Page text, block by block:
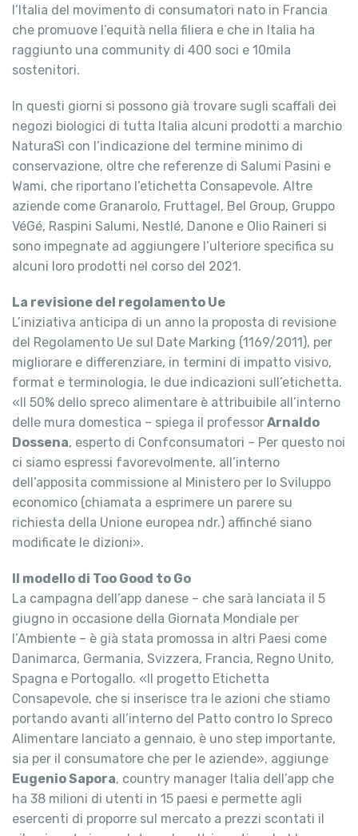
l’Italia del movimento di consumatori nato in Francia
che promuove l’equità nella filiera e che in Italia ha
raggiunto una community di 400 soci e 10mila
sostenitori.
In questi giorni si possono già trovare sugli scaffali dei
negozi biologici di tutta Italia alcuni prodotti a marchio
NaturaSì con l’indicazione del termine minimo di
conservazione, oltre che referenze di Salumi Pasini e
Wami, che riportano l’etichetta Consapevole. Altre
aziende come Granarolo, Fruttagel, Bel Group, Gruppo
VéGé, Raspini Salumi, Nestlé, Danone e Olio Raineri si
sono impegnate ad aggiungere l’ulteriore specifica su
alcuni loro prodotti nel corso del 2021.
La revisione del regolamento Ue
L’iniziativa anticipa di un anno la proposta di revisione
del Regolamento Ue sul Date Marking (1169/2011), per
migliorare e differenziare, in termini di impatto visivo,
format e terminologia, le due indicazioni sull’etichetta.
«Il 50% dello spreco alimentare è attribuibile all’interno
delle mura domestica – spiega il professorArnaldo
Dossena, esperto di Confconsumatori – Per questo noi
ci siamo espressi favorevolmente, all’interno
dell’apposita commissione al Ministero per lo Sviluppo
economico (chiamata a esprimere un parere su
richiesta della Unione europea ndr.) affinché siano
modificate le dizioni».
Il modello di Too Good to Go
La campagna dell’app danese – che sarà lanciata il 5
giugno in occasione della Giornata Mondiale per
l’Ambiente – è già stata promossa in altri Paesi come
Danimarca, Germania, Svizzera, Francia, Regno Unito,
Spagna e Portogallo. «Il progetto Etichetta
Consapevole, che si inserisce tra le azioni che stiamo
portando avanti all’interno del Patto contro lo Spreco
Alimentare lanciato a gennaio, è uno step importante,
sia per il consumatore che per le aziende», aggiunge
Eugenio Sapora, country manager Italia dell’app che
ha 38 milioni di utenti in 15 paesi e permette agli
esercenti di proporre sul mercato a prezzi scontati il